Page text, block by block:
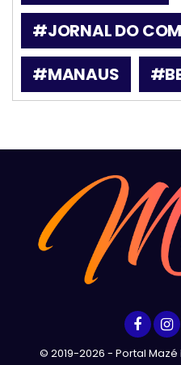
#JORNAL DO
#MANAUS
© 2019-2026 - Portal